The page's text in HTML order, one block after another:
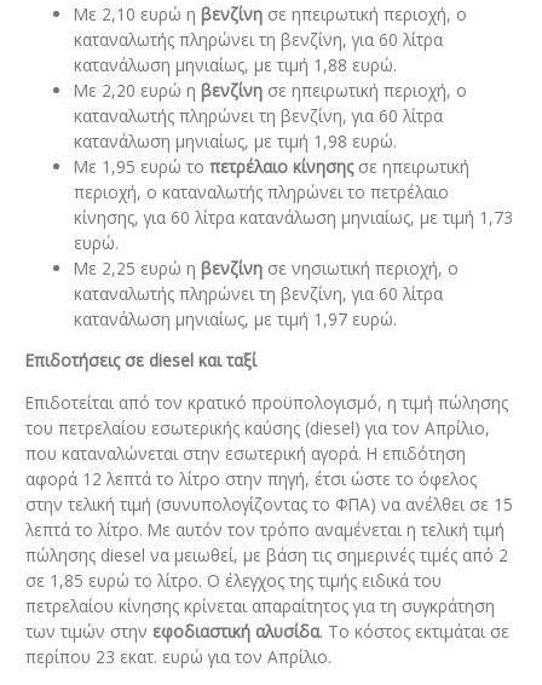
Με 2,10 ευρώ η βενζίνη σε ηπειρωτική περιοχή, ο
καταναλωτής πληρώνει τη βενζίνη, για 60 λίτρα
κατανάλωση μηνιαίως, με τιμή 1,88 ευρώ.
Με 2,20 ευρώ η βενζίνη σε ηπειρωτική περιοχή, ο
καταναλωτής πληρώνει τη βενζίνη, για 60 λίτρα
κατανάλωση μηνιαίως, με τιμή 1,98 ευρώ.
Mε 1,95 ευρώ τοπετρέλαιο κίνησηςσε ηπειρωτική
περιοχή, ο καταναλωτής πληρώνει το πετρέλαιο
κίνησης, για 60 λίτρα κατανάλωση μηνιαίως, με τιμή 1,73
ευρώ.
Με 2,25 ευρώ η βενζίνη σε νησιωτική περιοχή, ο
καταναλωτής πληρώνει τη βενζίνη, για 60 λίτρα
κατανάλωση μηνιαίως, με τιμή 1,97 ευρώ.
Επιδοτήσεις σε diesel και ταξί
Επιδοτείται από τον κρατικό προϋπολογισμό, η τιμή πώλησης
του πετρελαίου εσωτερικής καύσης (diesel) για τον Απρίλιο,
που καταναλώνεται στην εσωτερική αγορά. Η επιδότηση
αφορά 12 λεπτά το λίτρο στην πηγή, έτσι ώστε το όφελος
στην τελική τιμή (συνυπολογίζοντας το ΦΠΑ) να ανέλθει σε 15
λεπτά το λίτρο. Με αυτόν τον τρόπο αναμένεται η τελική τιμή
πώλησης diesel να μειωθεί, με βάση τις σημερινές τιμές από 2
σε 1,85 ευρώ το λίτρο. Ο έλεγχος της τιμής ειδικά του
πετρελαίου κίνησης κρίνεται απαραίτητος για τη συγκράτηση
των τιμών στην εφοδιαστική αλυσίδα. Το κόστος εκτιμάται σε
περίπου 23 εκατ. ευρώ για τον Απρίλιο.